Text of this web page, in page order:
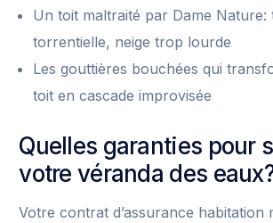
Un toit maltraité par Dame Nature:
torrentielle, neige trop lourde
Les gouttières bouchées qui
toit en cascade improvisée
Quelles garanties pour
votre véranda des
Votre contrat d’assurance habitation